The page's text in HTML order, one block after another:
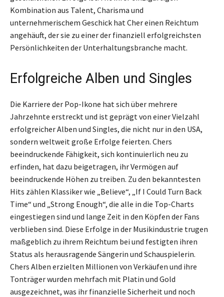
Kombination aus Talent, Charisma und
unternehmerischem Geschick hat Cher einen Reichtum
angehäuft, der sie zu einer der finanziell erfolgreichsten
Persönlichkeiten der Unterhaltungsbranche macht.
Erfolgreiche Alben und Singles
Die Karriere der Pop-Ikone hat sich über mehrere
Jahrzehnte erstreckt und ist geprägt von einer Vielzahl
erfolgreicher Alben und Singles, die nicht nur in den USA,
sondern weltweit große Erfolge feierten. Chers
beeindruckende Fähigkeit, sich kontinuierlich neu zu
erfinden, hat dazu beigetragen, ihr Vermögen auf
beeindruckende Höhen zu treiben. Zu den bekanntesten
Hits zählen Klassiker wie „Believe“, „If I Could Turn Back
Time“ und „Strong Enough“, die alle in die Top-Charts
eingestiegen sind und lange Zeit in den Köpfen der Fans
verblieben sind. Diese Erfolge in der Musikindustrie trugen
maßgeblich zu ihrem Reichtum bei und festigten ihren
Status als herausragende Sängerin und Schauspielerin.
Chers Alben erzielten Millionen von Verkäufen und ihre
Tonträger wurden mehrfach mit Platin und Gold
ausgezeichnet, was ihr finanzielle Sicherheit und noch